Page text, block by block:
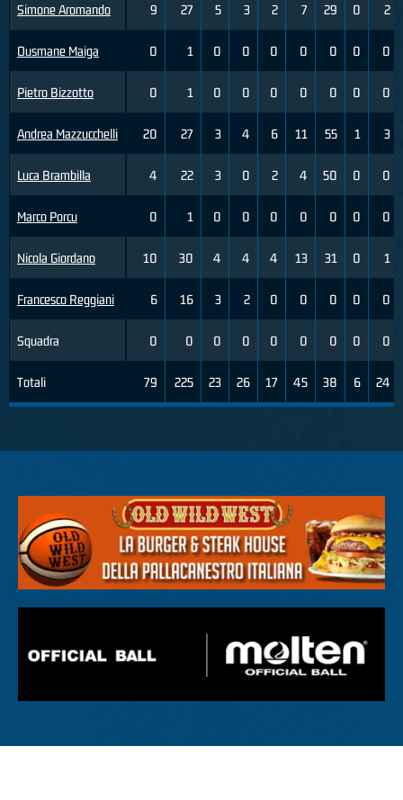
Simone Aromando
Ousmane Maiga
Pietro Bizzotto
Andrea Mazzucchelli
Luca Brambilla
Marco Porcu
Nicola Giordano
Francesco Reggiani
Squadra
Totali
9 27 5 3 2 7 29 0 2
0 1 0 0 0 0 0 0 0
0 1 0 0 0 0 0 0 0
20 27 3 4 6 11 55 1 3
4 22 3 0 2 4 50 0 0
0 1 0 0 0 0 0 0 0
10 30 4 4 4 13 31 0 1
6 16 3 2 0 0 0 0 0
0 0 0 0 0 0 0 0 0
79 225 23 26 17 45 38 6 24